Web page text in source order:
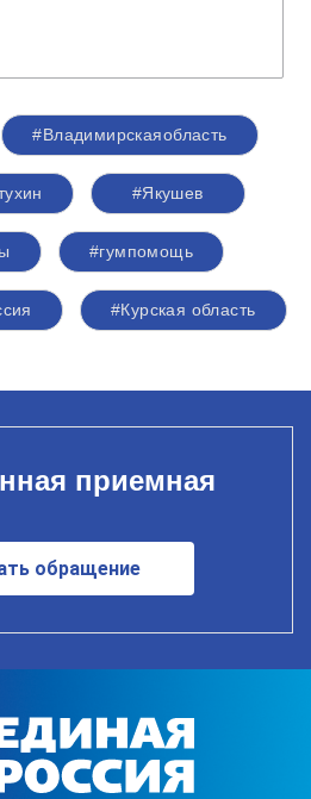
#Владимирскаяобласть
#Якушев
#гумпомощь
#Курская область
приемная
обращение